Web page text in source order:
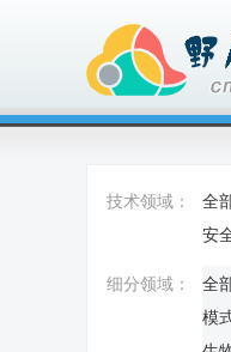
技术领域： 全
安
细分领域： 全
模